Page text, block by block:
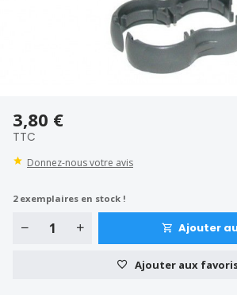
3,80 €
TTC
Donnez-nous votre avis
2exemplaires en stock !
Ajouter
Ajouter aux